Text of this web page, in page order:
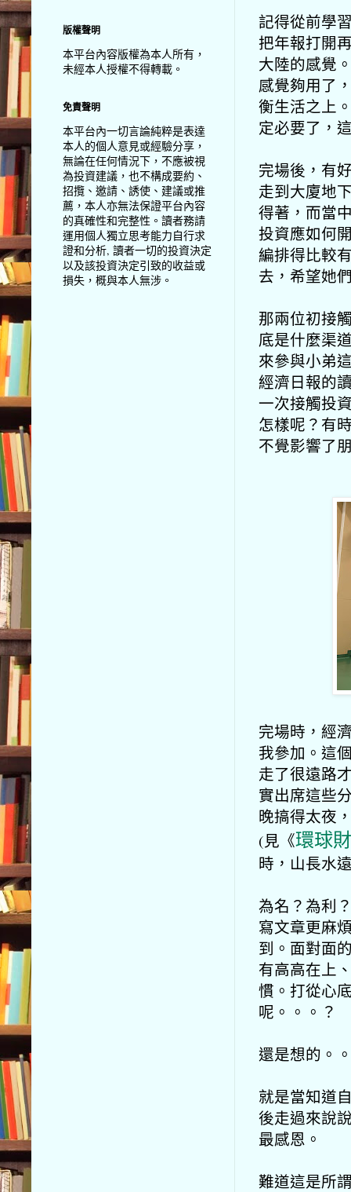
記得從前學
把年報打開
大陸的感覺
感覺夠用了
衡生活之上
定必要了，
完場後，有
走到大廈地
得著，而當
投資應如何
編排得比較
去，希望她
那兩位初接
底是什麼渠
來參與小弟
經濟日報的
一次接觸投
怎樣呢？有
不覺影響了
完場時，經
我參加。這
走了很遠路
實出席這些
晚搞得太夜
(見《環球
時，山長水
為名？為利
寫文章更麻
到。面對面
有高高在上
慣。打從心
呢。。。？
還是想的。
就是當知道
後走過來說
最感恩。
難道這是所
版權聲明
本平台內容版權為本人所有，
未經本人授權不得轉載。
免責聲明
本平台內一切言論純粹是表達
本人的個人意見或經驗分享，
無論在任何情況下，不應被視
為投資建議，也不構成要約、
招攬、邀請、誘使、建議或推
薦，本人亦無法保證平台內容
的真確性和完整性。讀者務請
運用個人獨立思考能力自行求
證和分析, 讀者一切的投資決定
以及該投資決定引致的收益或
損失，概與本人無涉。